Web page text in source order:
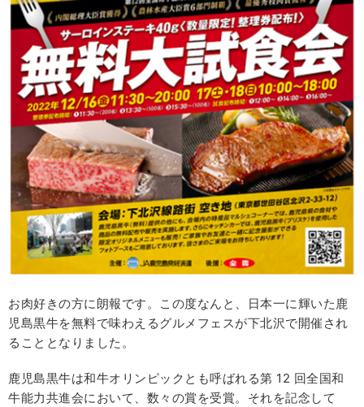
お肉好きの方に朗報です。この度なんと、日本一に輝いた鹿
児島黒牛を無料で味わえるグルメフェスが下北沢で開催され
ることとなりました。
鹿児島黒牛は和牛オリンピックとも呼ばれる第 12 回全国和
牛能力共進会において、数々の賞を受賞。それを記念して